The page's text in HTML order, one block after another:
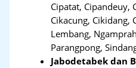
Cipatat, Cipandeuy,
Cikacung, Cikidang,
Lembang,
Parangpong,
Jabodetabek dan